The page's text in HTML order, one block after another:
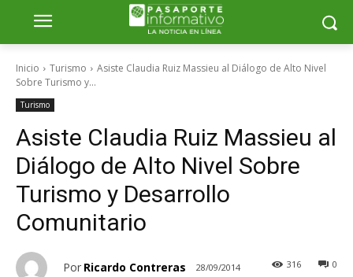
Inicio Turismo
Asiste Claudia Ruiz Massieu al Diálogo de Alto Nivel
Sobre Turismo y...
Turismo
Asiste Claudia Ruiz Massieu al
Diálogo de Alto Nivel Sobre
Turismo y Desarrollo
Comunitario
Por Ricardo Contreras 28/09/2014 0
316